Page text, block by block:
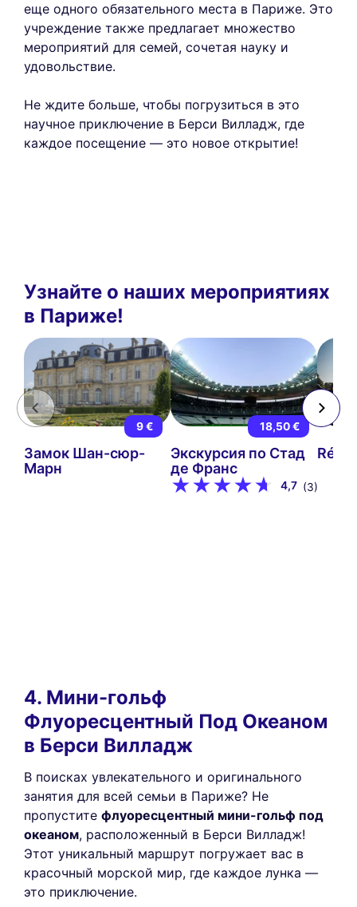
еще одного обязательного места в Париже. Это
учреждение также предлагает множество
мероприятий для семей, сочетая науку и
удовольствие.
Не ждите больше, чтобы погрузиться в это
научное приключение в Берси Вилладж, где
каждое посещение — это новое открытие!
Узнайте о наших мероприятиях
в Париже!
9 €
Замок Шан-сюр-
Марн
18,50 €
Экскурсия по Стад
де Франс
4,7 (3)
4. Мини-гольф
Флуоресцентный Под Океаном
в Берси Вилладж
В поисках увлекательного и оригинального
занятия для всей семьи в Париже? Не
пропустите флуоресцентный мини-гольф под
океаном, расположенный в Берси Вилладж!
Этот уникальный маршрут погружает вас в
красочный морской мир, где каждое лунка —
это приключение.